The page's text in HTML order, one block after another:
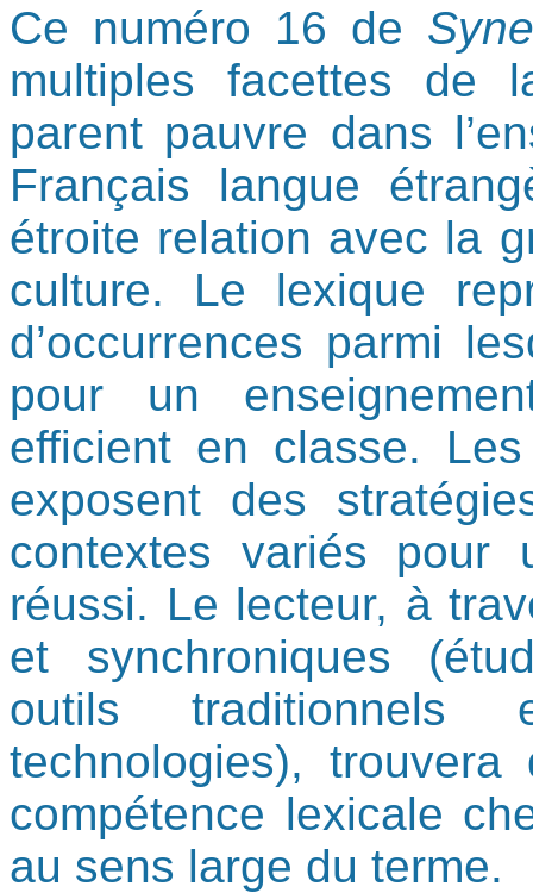
Ce numéro 16 de
multiples facettes de
parent pauvre dans
Français langue
étroite relation avec la
culture. Le lexique
d’occurrences parmi
pour un
efficient en classe.
exposent des
contextes variés pour
réussi. Le lecteur, à
et synchroniques
outils
technologies),
compétence lexicale
au sens large du terme.